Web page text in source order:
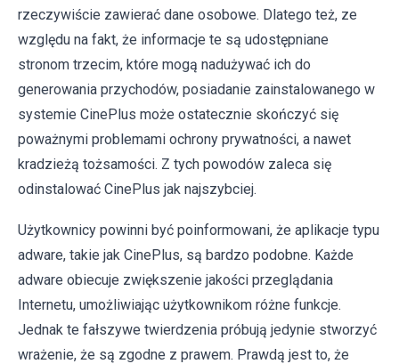
rzeczywiście zawierać dane osobowe. Dlatego też, ze
względu na fakt, że informacje te są udostępniane
stronom trzecim, które mogą nadużywać ich do
generowania przychodów, posiadanie zainstalowanego w
systemie CinePlus może ostatecznie skończyć się
poważnymi problemami ochrony prywatności, a nawet
kradzieżą tożsamości. Z tych powodów zaleca się
odinstalować CinePlus jak najszybciej.
Użytkownicy powinni być poinformowani, że aplikacje typu
adware, takie jak CinePlus, są bardzo podobne. Każde
adware obiecuje zwiększenie jakości przeglądania
Internetu, umożliwiając użytkownikom różne funkcje.
Jednak te fałszywe twierdzenia próbują jedynie stworzyć
wrażenie, że są zgodne z prawem. Prawdą jest to, że